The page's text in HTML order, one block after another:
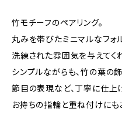
竹モチーフのペアリング。
丸みを帯びたミニマルなフォ
洗練された雰囲気を与えてく
シンプルながらも、竹の葉の
節目の表現など、丁寧に仕上
お持ちの指輪と重ね付けにも